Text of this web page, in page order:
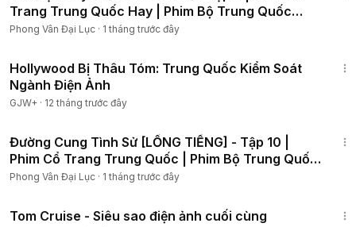
Trang Trung Quốc Hay | Phim Bộ Trung Quốc
Lồng Tiếng
Phong Vân Đại Lục · 1 tháng trước đây
Hollywood Bị Thâu Tóm: Trung Quốc Kiểm Soát
Ngành Điện Ảnh
GJW+ · 12 tháng trước đây
Đường Cung Tình Sử [LỒNG TIẾNG] - Tập 10 |
Phim Cổ Trang Trung Quốc | Phim Bộ Trung Quốc
Lồng Tiếng
Phong Vân Đại Lục · 1 tháng trước đây
Tom Cruise - Siêu sao điện ảnh cuối cùng